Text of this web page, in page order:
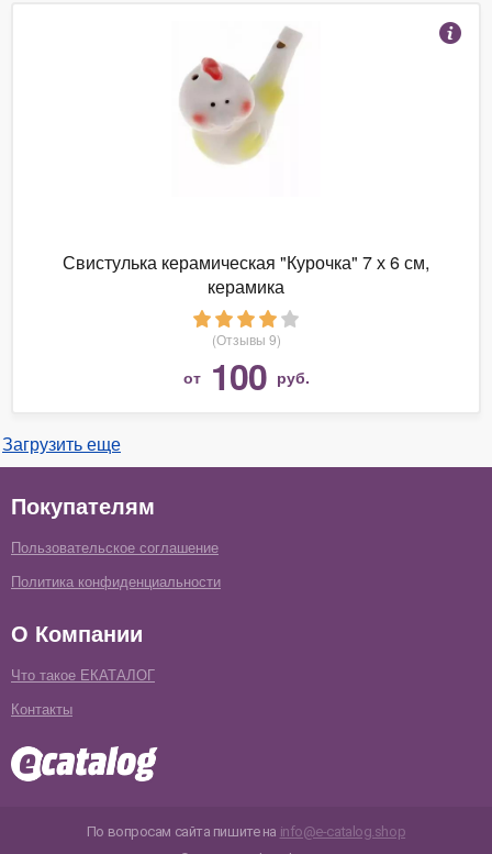
Свистулька керамическая "Курочка" 7 х 6 см,
керамика
(Отзывы 9)
от 100 руб.
Загрузить еще
Покупателям
Пользовательское соглашение
Политика конфиденциальности
О Компании
Что такое ЕКАТАЛОГ
Контакты
По вопросам сайта пишите на info@e-catalog.shop